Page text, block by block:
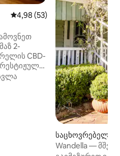
საშუალო შეფასებაა 5‑დან
4,98 (53)
2-
CBD-
2016
საცხოვრებელი
Wandella —